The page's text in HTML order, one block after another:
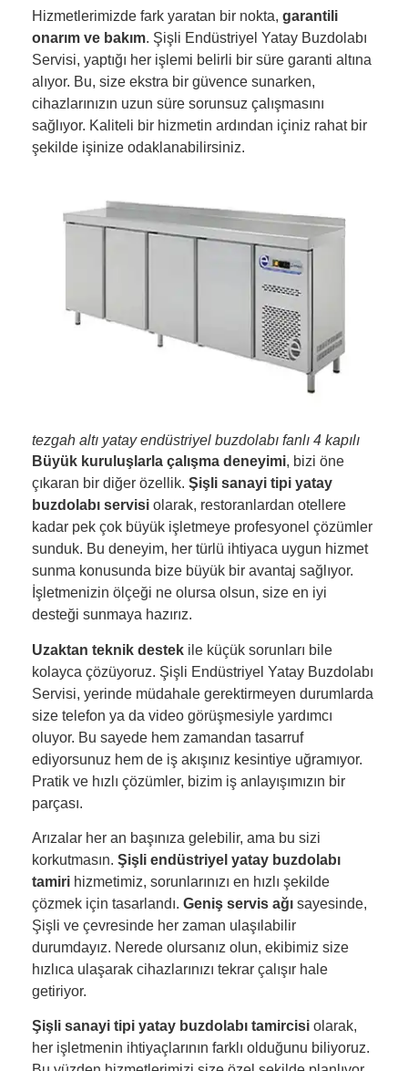
Hizmetlerimizde fark yaratan bir nokta, garantili
onarım ve bakım. Şişli Endüstriyel Yatay Buzdolabı
Servisi, yaptığı her işlemi belirli bir süre garanti altına
alıyor. Bu, size ekstra bir güvence sunarken,
cihazlarınızın uzun süre sorunsuz çalışmasını
sağlıyor. Kaliteli bir hizmetin ardından içiniz rahat bir
şekilde işinize odaklanabilirsiniz.
tezgah altı yatay endüstriyel buzdolabı fanlı 4 kapılı
Büyük kuruluşlarla çalışma deneyimi, bizi öne
çıkaran bir diğer özellik. Şişli sanayi tipi yatay
buzdolabı servisi olarak, restoranlardan otellere
kadar pek çok büyük işletmeye profesyonel çözümler
sunduk. Bu deneyim, her türlü ihtiyaca uygun hizmet
sunma konusunda bize büyük bir avantaj sağlıyor.
İşletmenizin ölçeği ne olursa olsun, size en iyi
desteği sunmaya hazırız.
Uzaktan teknik destek ile küçük sorunları bile
kolayca çözüyoruz. Şişli Endüstriyel Yatay Buzdolabı
Servisi, yerinde müdahale gerektirmeyen durumlarda
size telefon ya da video görüşmesiyle yardımcı
oluyor. Bu sayede hem zamandan tasarruf
ediyorsunuz hem de iş akışınız kesintiye uğramıyor.
Pratik ve hızlı çözümler, bizim iş anlayışımızın bir
parçası.
Arızalar her an başınıza gelebilir, ama bu sizi
korkutmasın. Şişli endüstriyel yatay buzdolabı
tamiri hizmetimiz, sorunlarınızı en hızlı şekilde
çözmek için tasarlandı. Geniş servis ağı sayesinde,
Şişli ve çevresinde her zaman ulaşılabilir
durumdayız. Nerede olursanız olun, ekibimiz size
hızlıca ulaşarak cihazlarınızı tekrar çalışır hale
getiriyor.
Şişli sanayi tipi yatay buzdolabı tamircisi olarak,
her işletmenin ihtiyaçlarının farklı olduğunu biliyoruz.